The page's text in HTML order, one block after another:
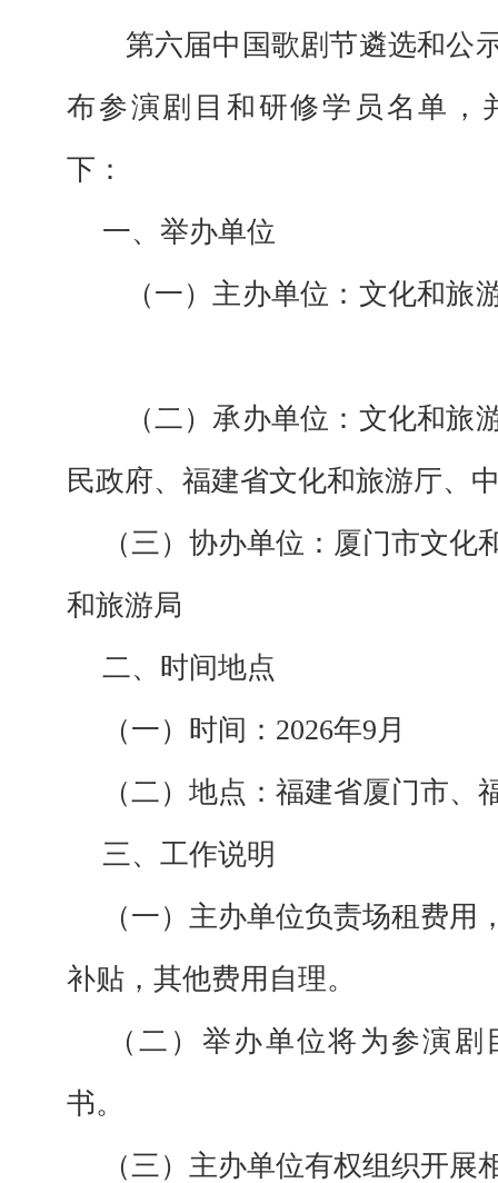
第六届中国歌剧节遴选和公
布参演剧目 和研修学员名单 ，
下：
一、举办单位
（一）主办单位： 文化和旅
（二）承办单位： 文化和旅
民政府、福建省文化和旅游厅、
（三）协办单位： 厦门市文化
和旅游局
二、时间地点
（一）时间： 2026年9月
（二）地点： 福建省厦门市、
三、 工作说明
（一） 主办单位负责场租费用
补贴，其他费用自理。
（二） 举办单位将为参演剧
书。
（三） 主办单位有权组织开展